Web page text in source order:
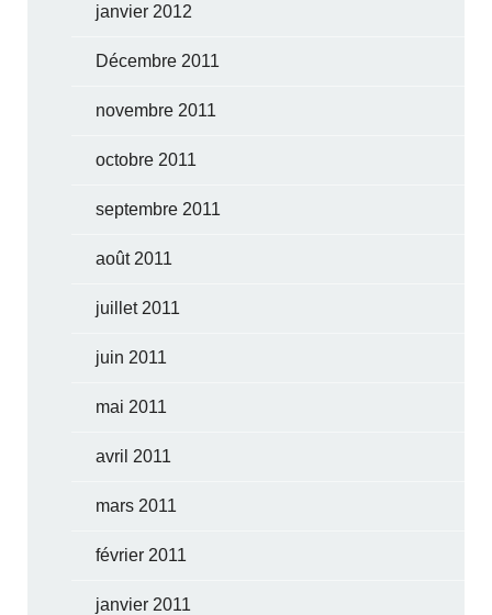
janvier 2012
Décembre 2011
novembre 2011
octobre 2011
septembre 2011
août 2011
juillet 2011
juin 2011
mai 2011
avril 2011
mars 2011
février 2011
janvier 2011